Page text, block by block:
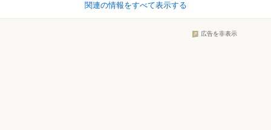
関連の情報をすべて表示する
広告を非表示